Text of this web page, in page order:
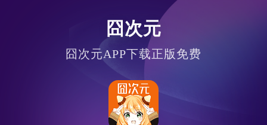
囧次元
囧次元APP下载正版免费